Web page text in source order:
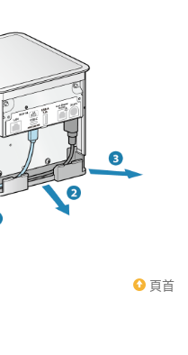
頁首